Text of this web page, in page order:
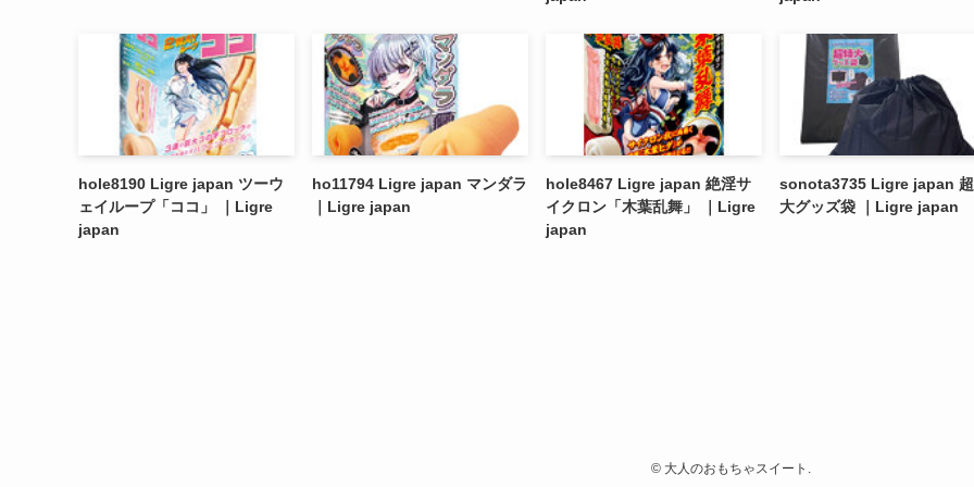
hole8190 Ligre japan ツーウ
ェイループ「ココ」 ｜Ligre
japan
ho11794 Ligre japan マンダラ
｜Ligre japan
hole8467 Ligre japan 絶淫サ
イクロン「木葉乱舞」 ｜Ligre
japan
sonota3735 Ligre japan
大グッズ袋 ｜Ligre japan
©大人のおもちゃスイート.